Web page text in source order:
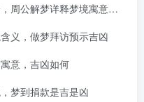
详释梦境寓意，吉凶征兆早知晓
义，做梦拜访预示吉凶
意，吉凶如何
梦到捐款是吉是凶